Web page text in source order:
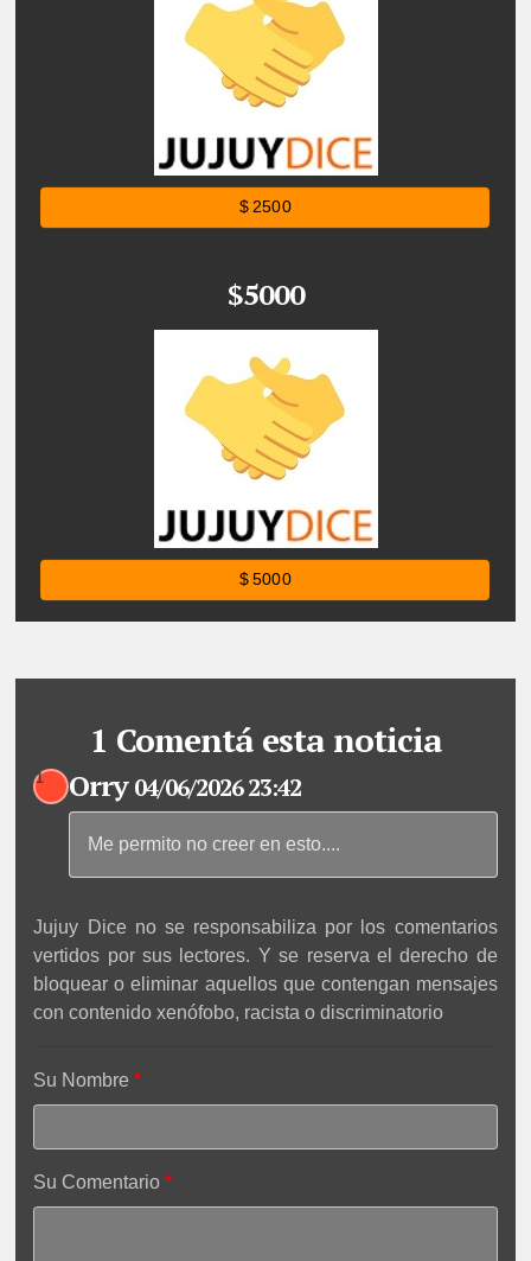
$ 2500
$5000
$ 5000
1 Comentá esta noticia
1 Orry 04/06/2026 23:42
Me permito no creer en esto....
Jujuy Dice no se responsabiliza por los comentarios
vertidos por sus lectores. Y se reserva el derecho de
bloquear o eliminar aquellos que contengan mensajes
con contenido xenófobo, racista o discriminatorio
Su Nombre
Su Comentario